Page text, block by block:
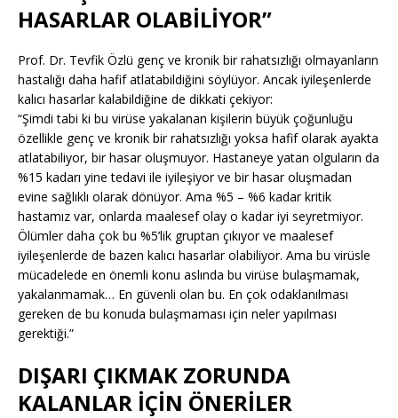
HASARLAR OLABİLİYOR”
Prof. Dr. Tevfik Özlü genç ve kronik bir rahatsızlığı olmayanların
hastalığı daha hafif atlatabildiğini söylüyor. Ancak iyileşenlerde
kalıcı hasarlar kalabildiğine de dikkati çekiyor:
“Şimdi tabi ki bu virüse yakalanan kişilerin büyük çoğunluğu
özellikle genç ve kronik bir rahatsızlığı yoksa hafif olarak ayakta
atlatabiliyor, bir hasar oluşmuyor. Hastaneye yatan olguların da
%15 kadarı yine tedavi ile iyileşiyor ve bir hasar oluşmadan
evine sağlıklı olarak dönüyor. Ama %5 – %6 kadar kritik
hastamız var, onlarda maalesef olay o kadar iyi seyretmiyor.
Ölümler daha çok bu %5’lik gruptan çıkıyor ve maalesef
iyileşenlerde de bazen kalıcı hasarlar olabiliyor. Ama bu virüsle
mücadelede en önemli konu aslında bu virüse bulaşmamak,
yakalanmamak… En güvenli olan bu. En çok odaklanılması
gereken de bu konuda bulaşmaması için neler yapılması
gerektiği.”
DIŞARI ÇIKMAK ZORUNDA
KALANLAR İÇİN ÖNERİLER